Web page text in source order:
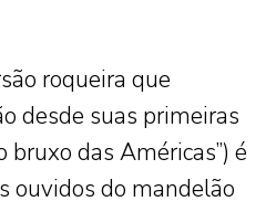
roqueira que
desde suas primeiras
bruxo das Américas”) é
ouvidos do mandelão